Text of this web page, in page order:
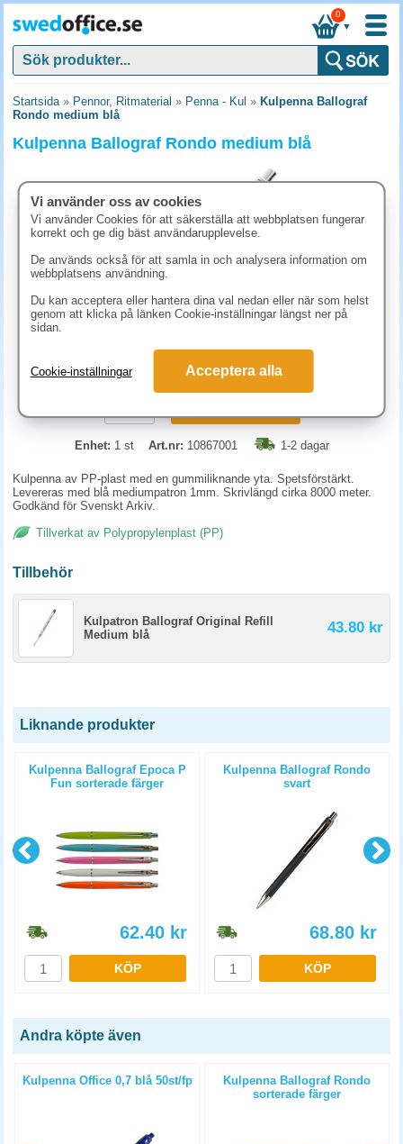
▼
0
Startsida» Pennor, Ritmaterial » Penna - Kul » Kulpenna Ballograf
Rondo medium blå
Kulpenna Ballograf Rondo medium blå
73.80 kr (inkl. moms)
Enhet: 1 st Art.nr: 10867001 1-2 dagar
Kulpenna av PP-plast med en gummiliknande yta. Spetsförstärkt.
Levereras med blå mediumpatron 1mm. Skrivlängd cirka 8000 meter.
Godkänd för Svenskt Arkiv.
Tillverkat av Polypropylenplast (PP)
Tillbehör
Kulpatron Ballograf Original Refill
Medium blå
43.80 kr
Liknande produkter
Kulpenna Ballograf Epoca P
Fun sorterade färger
62.40 kr
KÖP
Kulpenna Ballograf Rondo
svart
68.80 kr
KÖP
Andra köpte även
Kulpenna Office 0,7 blå 50st/fp
Kulpenna Ballograf Rondo
sorterade färger
Vi använder oss av cookies
Vi använder Cookies för att säkerställa att webbplatsen fungerar
korrekt och ge dig bäst användarupplevelse.
De används också för att samla in och analysera information om
webbplatsens användning.
Du kan acceptera eller hantera dina val nedan eller när som helst
genom att klicka på länken Cookie-inställningar längst ner på
sidan.
Cookie-inställningar Acceptera alla